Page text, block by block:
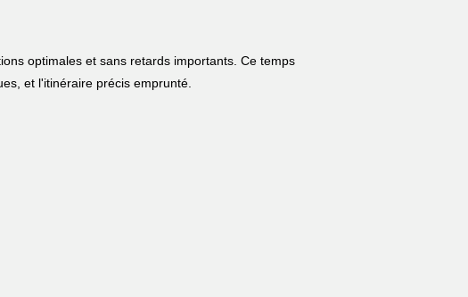
optimales et sans retards importants. Ce temps
et l'itinéraire précis emprunté.